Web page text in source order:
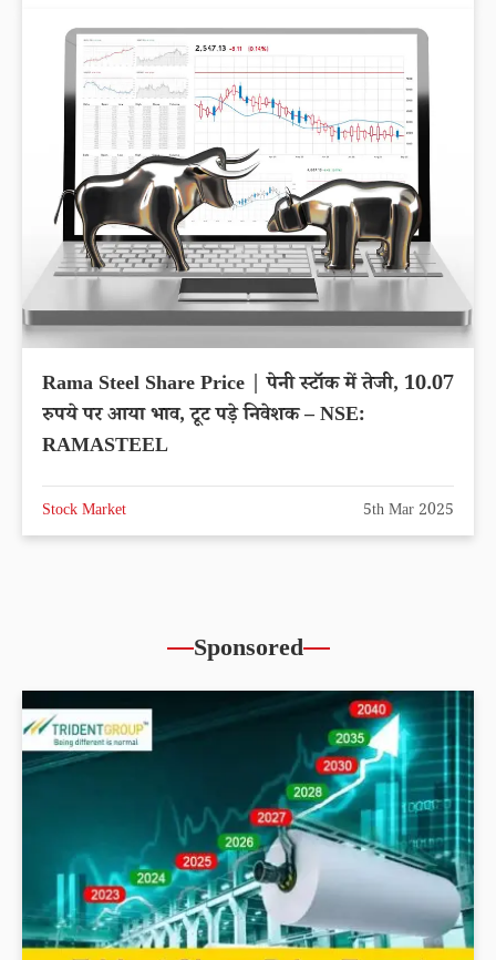
Rama Steel Share Price | पेनी स्टॉक में तेजी, 10.07
रुपये पर आया भाव, टूट पड़े निवेशक – NSE:
RAMASTEEL
Stock Market 5th Mar 2025
Sponsored